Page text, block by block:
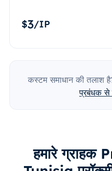
$3/IP
कस्टम समाधान की तलाश
प्रबंधक से
हमारे ग्राहक